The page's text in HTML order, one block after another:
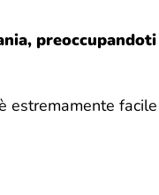
estremamente